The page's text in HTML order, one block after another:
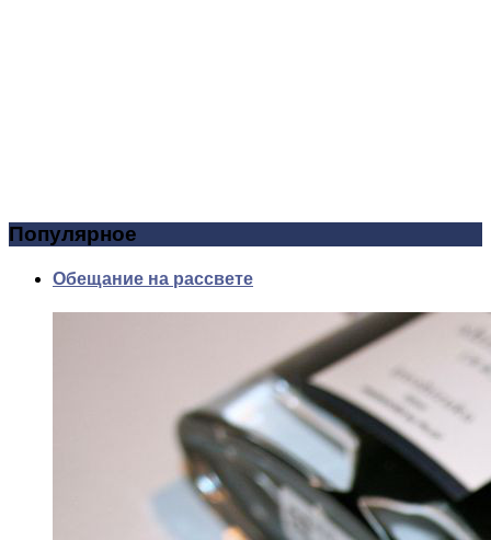
Популярное
Обещание на рассвете